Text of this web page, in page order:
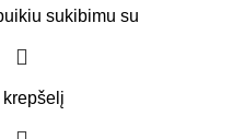
sukibimu su
krepšelį